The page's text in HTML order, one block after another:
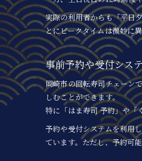
実際の利用者からも「平日
とにピークタイムは微妙に
事前予約や受付シス
岡崎市の回転寿司チェーン
しむことができます。
特に「はま寿司 予約」や「
予約や受付システムを利用
ています。ただし、予約可